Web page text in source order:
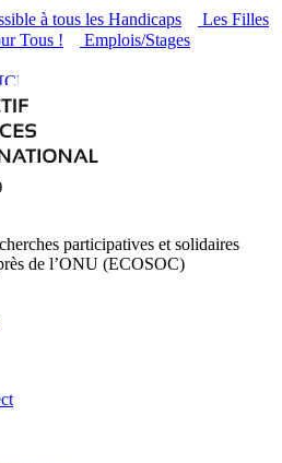
à tous les Handicaps
Les Filles
Tous !
Emplois/Stages
participatives et solidaires
de l’ONU (ECOSOC)